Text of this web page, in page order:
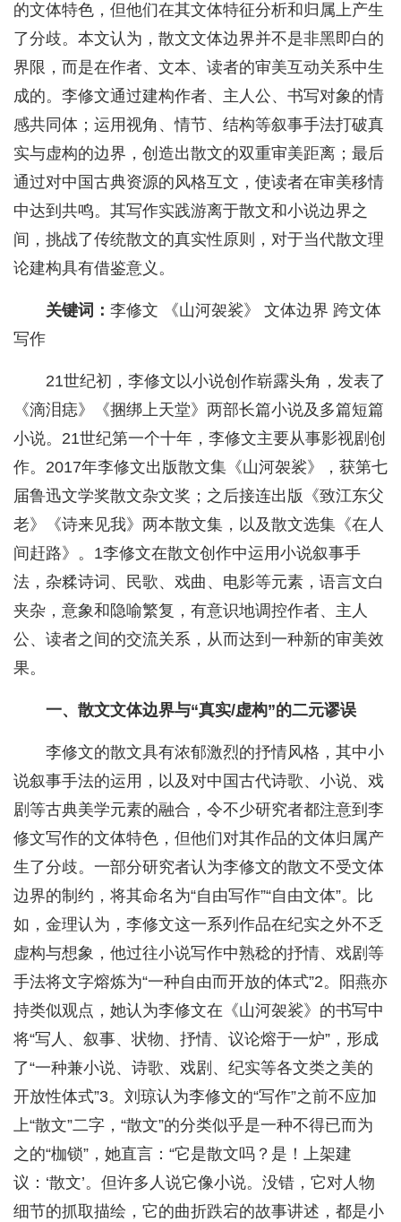
的文体特色，但他们在其文体特征分析和归属上产生
了分歧。本文认为，散文文体边界并不是非黑即白的
界限，而是在作者、文本、读者的审美互动关系中生
成的。李修文通过建构作者、主人公、书写对象的情
感共同体；运用视角、情节、结构等叙事手法打破真
实与虚构的边界，创造出散文的双重审美距离；最后
通过对中国古典资源的风格互文，使读者在审美移情
中达到共鸣。其写作实践游离于散文和小说边界之
间，挑战了传统散文的真实性原则，对于当代散文理
论建构具有借鉴意义。
关键词： 李修文 《山河袈裟》 文体边界 跨文体
写作
21世纪初，李修文以小说创作崭露头角，发表了
《滴泪痣》《捆绑上天堂》两部长篇小说及多篇短篇
小说。21世纪第一个十年，李修文主要从事影视剧创
作。2017年李修文出版散文集《山河袈裟》，获第七
届鲁迅文学奖散文杂文奖；之后接连出版《致江东父
老》《诗来见我》两本散文集，以及散文选集《在人
间赶路》。1李修文在散文创作中运用小说叙事手
法，杂糅诗词、民歌、戏曲、电影等元素，语言文白
夹杂，意象和隐喻繁复，有意识地调控作者、主人
公、读者之间的交流关系，从而达到一种新的审美效
果。
一、散文文体边界与“真实/虚构”的二元谬误
李修文的散文具有浓郁激烈的抒情风格，其中小
说叙事手法的运用，以及对中国古代诗歌、小说、戏
剧等古典美学元素的融合，令不少研究者都注意到李
修文写作的文体特色，但他们对其作品的文体归属产
生了分歧。一部分研究者认为李修文的散文不受文体
边界的制约，将其命名为“自由写作”“自由文体”。比
如，金理认为，李修文这一系列作品在纪实之外不乏
虚构与想象，他过往小说写作中熟稔的抒情、戏剧等
手法将文字熔炼为“一种自由而开放的体式”2。阳燕亦
持类似观点，她认为李修文在《山河袈裟》的书写中
将“写人、叙事、状物、抒情、议论熔于一炉”，形成
了“一种兼小说、诗歌、戏剧、纪实等各文类之美的
开放性体式”3。刘琼认为李修文的“写作”之前不应加
上“散文”二字，“散文”的分类似乎是一种不得已而为
之的“枷锁”，她直言：“它是散文吗？是！上架建
议：‘散文’。但许多人说它像小说。没错，它对人物
细节的抓取描绘，它的曲折跌宕的故事讲述，都是小